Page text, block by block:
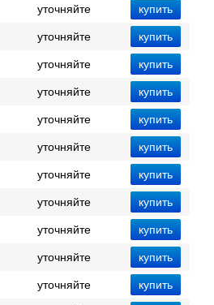
уточняйте
уточняйте
уточняйте
уточняйте
уточняйте
уточняйте
уточняйте
уточняйте
уточняйте
уточняйте
уточняйте